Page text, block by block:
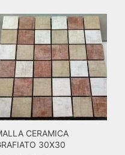
CERAMICA
30X30